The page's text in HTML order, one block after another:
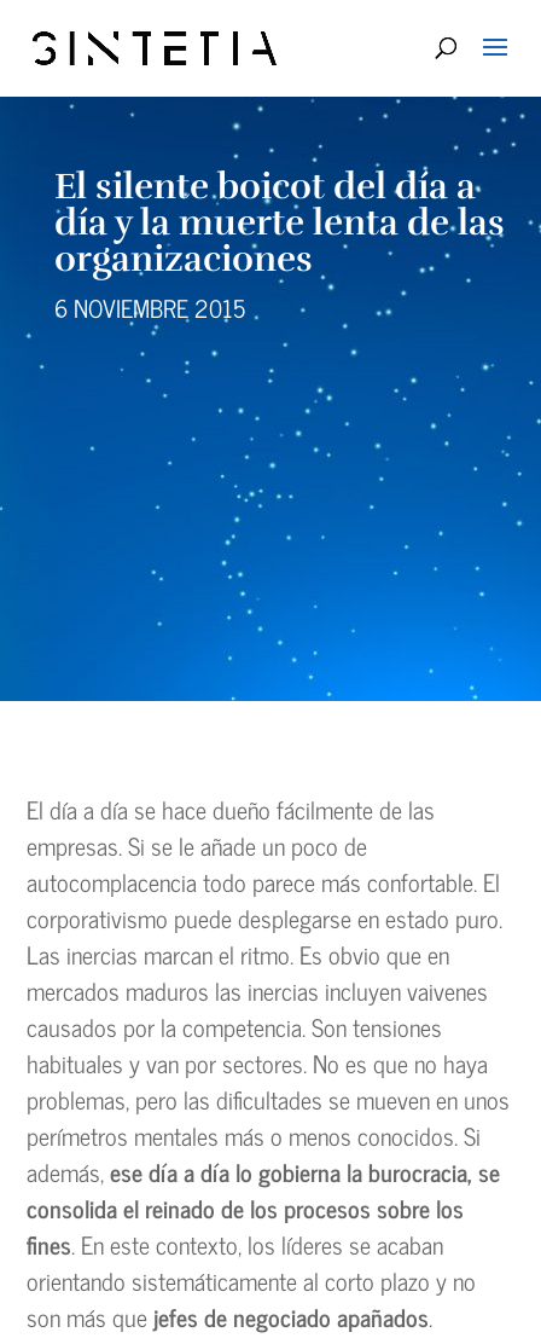
El silente boicot del día a
día y la muerte lenta de las
organizaciones
6 NOVIEMBRE 2015
El día a día se hace dueño fácilmente de las
empresas. Si se le añade un poco de
autocomplacencia todo parece más confortable. El
corporativismo puede desplegarse en estado puro.
Las inercias marcan el ritmo. Es obvio que en
mercados maduros las inercias incluyen vaivenes
causados por la competencia. Son tensiones
habituales y van por sectores. No es que no haya
problemas, pero las dificultades se mueven en unos
perímetros mentales más o menos conocidos. Si
además,ese día a día lo gobierna la burocracia, se
consolida el reinado de los procesos sobre los
fines. En este contexto, los líderes se acaban
orientando sistemáticamente al corto plazo y no
son más quejefes de negociado apañados.